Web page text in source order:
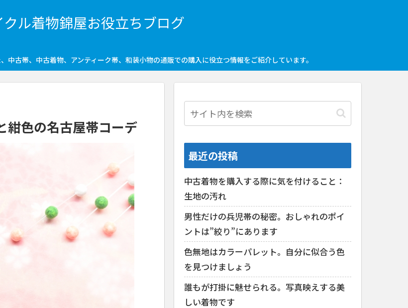
クル着物錦屋お役立ちブログ
中古帯、中古着物、アンティーク帯、和装小物の通販での購入に役立つ情報をご紹介しています。
紺色の名古屋帯コーデ
最近の投稿
中古着物を購入する際に気を付けること：
生地の汚れ
男性だけの兵児帯の秘密。おしゃれのポイ
ントは”絞り”にあります
色無地はカラーパレット。自分に似合う色
を見つけましょう
誰もが打掛に魅せられる。写真映えする美
しい着物です